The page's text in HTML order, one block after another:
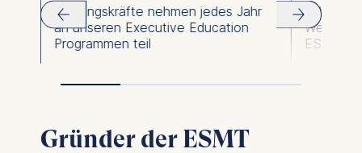
Führungskräfte nehmen jedes Jahr
an unseren Executive Education
Programmen teil
ESMT
Gründer der ESMT